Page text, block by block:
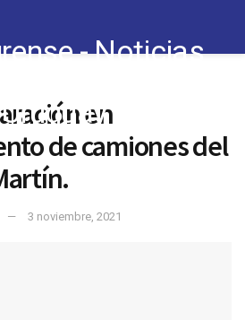
en
de camiones del
3 noviembre, 2021